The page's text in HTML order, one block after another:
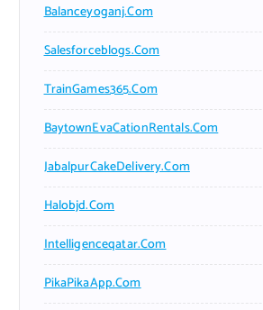
Balanceyoganj.com
Salesforceblogs.com
TrainGames365.com
BaytownEvaCationRentals.com
JabalpurCakeDelivery.com
Halobjd.com
Intelligenceqatar.com
PikaPikaApp.com